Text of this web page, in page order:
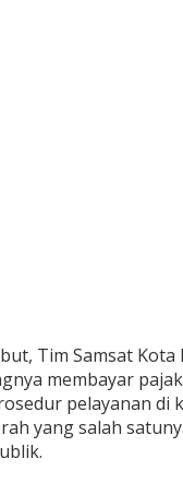
Tim Samsat Kota
membayar
pelayanan di
yang salah